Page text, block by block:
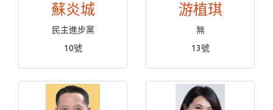
蘇炎城
民主進步黨
10號
游植琪
無
13號